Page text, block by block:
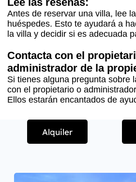
Antes de reservar una villa, lee
huéspedes. Esto te ayudará a
la villa y decidir si es adecuada
Contacta con el
administrador de la
Si tienes alguna pregunta sobre
con el propietario o
Ellos estarán encantados de
Alquiler